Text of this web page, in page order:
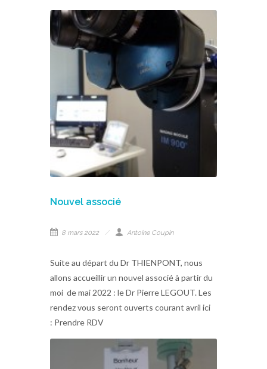
Nouvel associé
8 mars 2022 Antoine Coupin
Suite au départ du Dr THIENPONT, nous
allons accueillir un nouvel associé à partir du
moi de mai 2022 : le Dr Pierre LEGOUT. Les
rendez vous seront ouverts courant avril ici
: Prendre RDV